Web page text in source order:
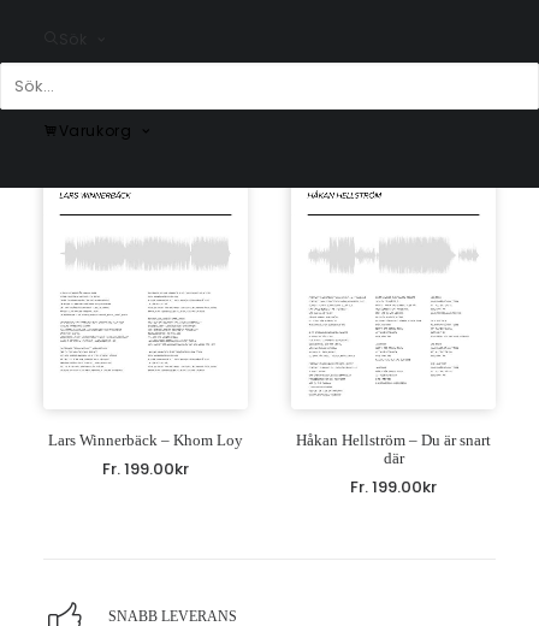
Varukorg
Lars Winnerbäck – Khom Loy
Fr.199.00kr
Håkan Hellström – Du är snart
där
Fr.199.00kr
SNABB LEVERANS